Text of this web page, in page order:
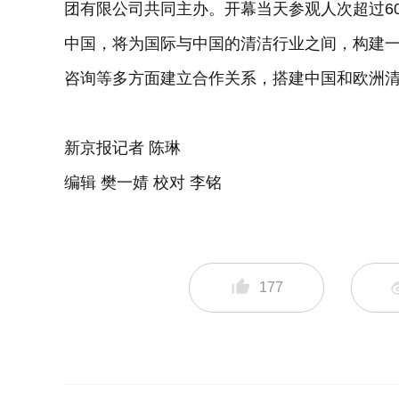
团有限公司共同主办。开幕当天参观人次超过
中国，将为国际与中国的清洁行业之间，构建
咨询等多方面建立合作关系，搭建中国和欧洲
新京报记者 陈琳
编辑 樊一婧 校对 李铭
177